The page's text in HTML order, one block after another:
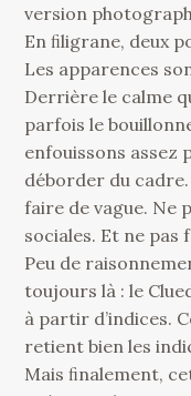
version
En ﬁligrane, deux
Les apparences
Derrière le calme
parfois le
enfouissons assez
déborder du cadre.
faire de vague. Ne
sociales. Et ne pas
Peu de
toujours là : le
à partir d’indices.
retient bien les
Mais ﬁnalement,